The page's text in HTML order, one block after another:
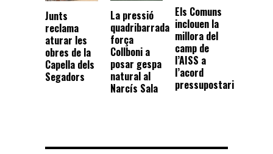
Junts
reclama
aturar les
obres de la
Capella dels
Segadors
La pressió
quadribarrada
força
Collboni a
posar gespa
natural al
Narcís Sala
Els Comuns
inclouen la
millora del
camp de
l’AISS a
l’acord
pressupostari